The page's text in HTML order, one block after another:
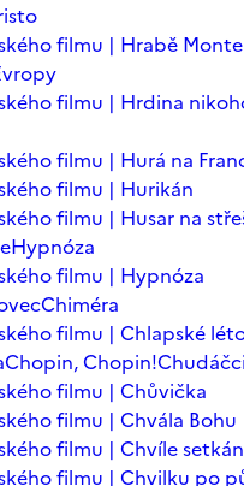
filmu | Hrabě
filmu | Hrdina
filmu | Hurá na
filmu | Hurikán
filmu | Husar na
Hypnóza
filmu | Hypnóza
Chiméra
filmu | Chlapské
Chopin, Chopin!Chudáčci
filmu | Chůvička
filmu | Chvála Bohu
filmu | Chvíle
filmu | Chvilku po